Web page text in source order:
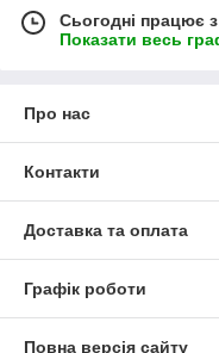
Сьогодні працює
Показати весь
Про нас
Контакти
Доставка та оплата
Графік роботи
Повна версія сайту